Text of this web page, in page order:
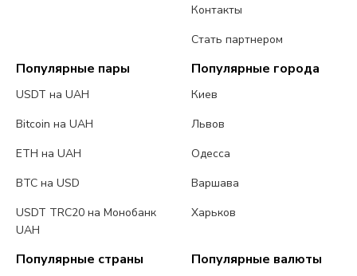
Контакты
Стать партнером
Популярные пары
USDT на UAH
Bitcoin на UAH
ETH на UAH
BTC на USD
USDT TRC20 на Монобанк
UAH
Популярные города
Киев
Львов
Одесса
Варшава
Харьков
Популярные страны Популярные валюты